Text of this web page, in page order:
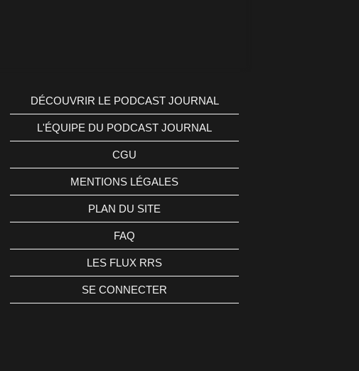
DÉCOUVRIR LE PODCAST JOURNAL
L'ÉQUIPE DU PODCAST JOURNAL
CGU
MENTIONS LÉGALES
PLAN DU SITE
FAQ
LES FLUX RRS
SE CONNECTER